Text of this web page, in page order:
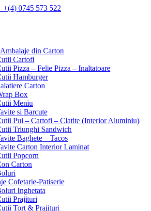
+(4) 0745 573 522
din Carton
Cartofi
Pizza – Felie Pizza – Inaltatoare
Hamburger
Carton
Box
Meniu
si Barcute
Pui – Cartofi – Clatite (Interior Aluminiu)
Triunghi Sandwich
Baghete – Tacos
Carton Interior Laminat
Popcorn
Carton
Cofetarie-Patiserie
Inghetata
Prajituri
Tort & Prajituri